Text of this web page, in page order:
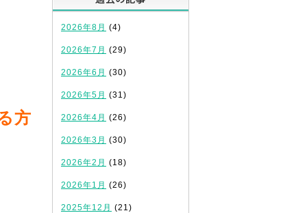
方
2026年8月 (4)
2026年7月 (29)
2026年6月 (30)
2026年5月 (31)
2026年4月 (26)
2026年3月 (30)
2026年2月 (18)
2026年1月 (26)
2025年12月 (21)